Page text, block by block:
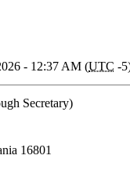
- 12:37 AM (UTC -
Secretary)
16801